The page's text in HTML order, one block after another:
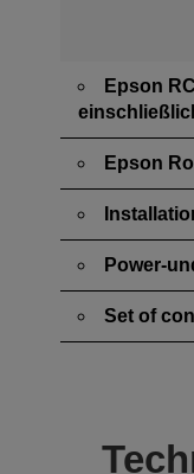
Epson
Epson
Power-
Set of